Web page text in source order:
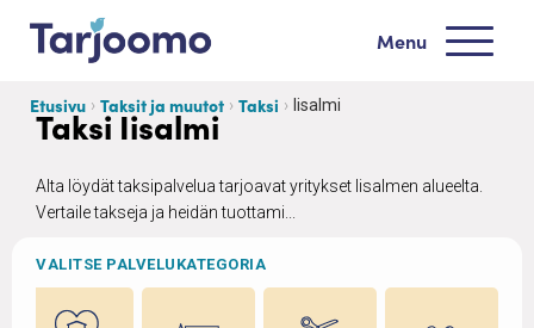
Siirry sisältöön
Menu
Etusivu Taksit ja muutot Taksi Iisalmi
Taksi Iisalmi
Alta löydät taksipalvelua tarjoavat yritykset Iisalmen alueelta.
Vertaile takseja ja heidän tuottami...
VALITSE PALVELUKATEGORIA